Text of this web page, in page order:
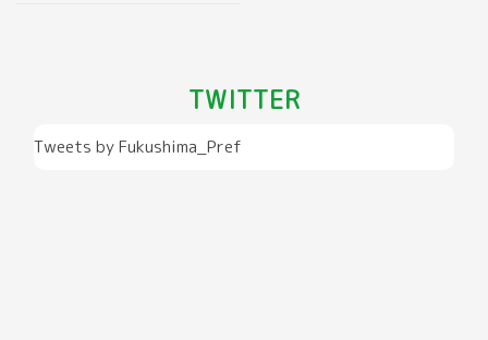
TWITTER
Tweets by Fukushima_Pref